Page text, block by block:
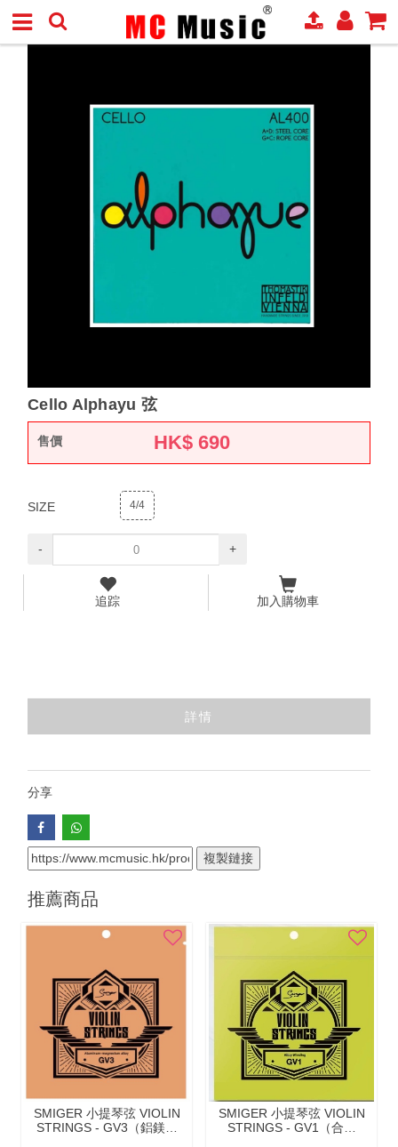
Cello Alphayu 弦
售價 HK$690
SIZE 4/4
- +
追踪 加入購物車
詳情
分享
複製鏈接
推薦商品
SMIGER 小提琴弦 VIOLIN
STRINGS - GV3（鋁鎂合
SMIGER 小提琴弦 VIOLIN
STRINGS - GV1（合金